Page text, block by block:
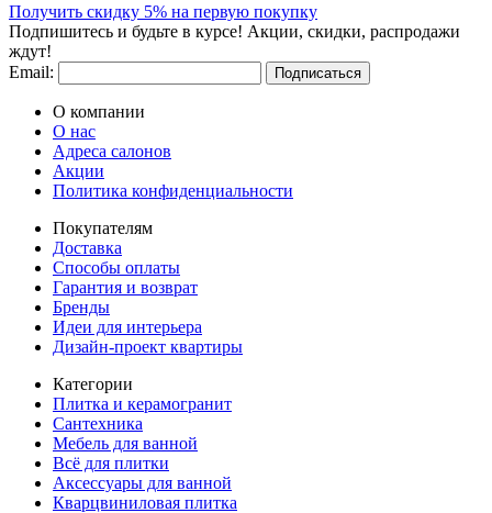
Получить скидку 5% на первую покупку
Подпишитесь и будьте в курсе! Акции, скидки, распродажи
ждут!
Email:
Подписаться
О компании
О нас
Адреса салонов
Акции
Политика конфиденциальности
Покупателям
Доставка
Способы оплаты
Гарантия и возврат
Бренды
Идеи для интерьера
Дизайн-проект квартиры
Категории
Плитка и керамогранит
Сантехника
Мебель для ванной
Всё для плитки
Аксессуары для ванной
Кварцвиниловая плитка